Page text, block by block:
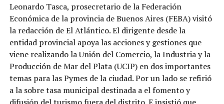
Leonardo Tasca, prosecretario de la Federación
Económica de la provincia de Buenos Aires (FEBA) visitó
la redacción de El Atlántico. El dirigente desde la
entidad provincial apoya las acciones y gestiones que
viene realizando la Unión del Comercio, la Industria y la
Producción de Mar del Plata (UCIP) en dos importantes
temas para las Pymes de la ciudad. Por un lado se refirió
a la sobre tasa municipal destinada a el fomento y
difusión del turismo fuera del distrito. E insistió que